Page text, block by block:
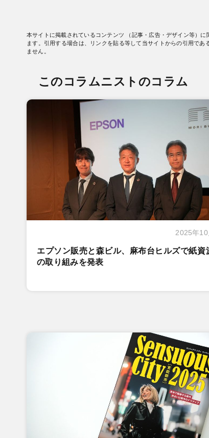
本サイトに掲載されているコンテンツ （記事・広告・デザイン等）
ます。引用する場合は、リンクを貼る等して当サイトからの引用で
ません。
このコラムニストのコラム
2025年
エプソン販売と森ビル、麻布台ヒルズで紙資
の取り組みを発表